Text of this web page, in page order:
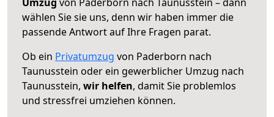
wählen Sie sie uns, denn wir haben immer die
passende Antwort auf Ihre Fragen parat.
Ob ein Privatumzug von Paderborn nach
Taunusstein oder ein gewerblicher Umzug nach
Taunusstein, wir helfen, damit Sie problemlos
und stressfrei umziehen können.